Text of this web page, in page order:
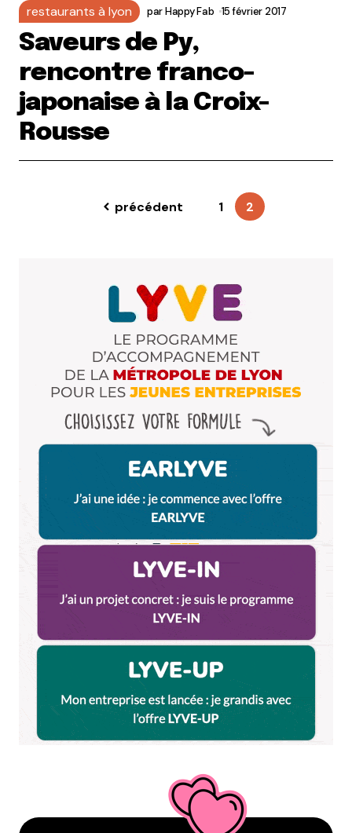
restaurants à lyon parHappy Fab 15 février 2017
Saveurs de Py,
rencontre franco-
japonaise à la Croix-
Rousse
précédent 1 2